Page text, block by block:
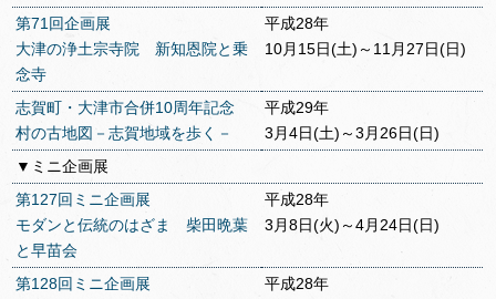
第71回企画展
大津の浄土宗寺院 新知恩院と乗
念寺
平成28年
10月15日(土)～11月27日(日)
志賀町・大津市合併10周年記念
村の古地図－志賀地域を歩く－
平成29年
3月4日(土)～3月26日(日)
▼ミニ企画展
第127回ミニ企画展
モダンと伝統のはざま 柴田晩葉
と早苗会
平成28年
3月8日(火)～4月24日(日)
第128回ミニ企画展
平成28年